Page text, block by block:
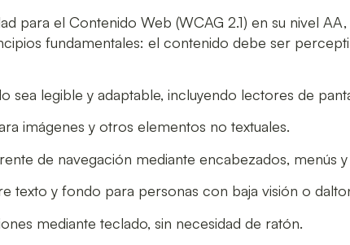
para el Contenido Web (WCAG 2.1) en su nivel
fundamentales: el contenido debe ser
sea legible y adaptable, incluyendo lectores de
imágenes y otros elementos no textuales.
de navegación mediante encabezados, menús
texto y fondo para personas con baja visión o
mediante teclado, sin necesidad de ratón.